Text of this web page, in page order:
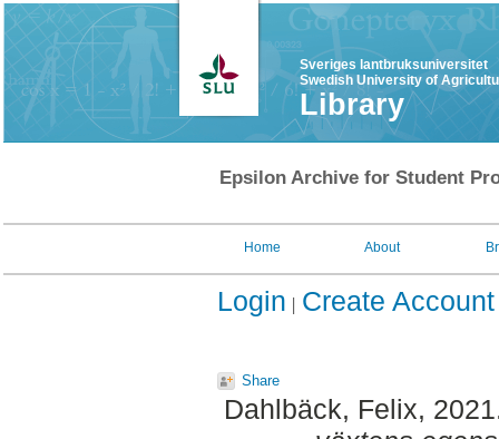
Sveriges lantbruksuniversitet
Swedish University of
Library
Epsilon Archive for Student
Home About
Login Create Account
Share
Dahlbäck, Felix,